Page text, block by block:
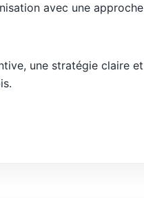
avec une approche
une stratégie claire et